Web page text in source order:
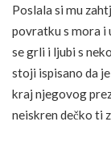
Poslala si mu
povratku s mora i
se grli i ljubi s
stoji ispisano da
kraj njegovog
neiskren dečko ti